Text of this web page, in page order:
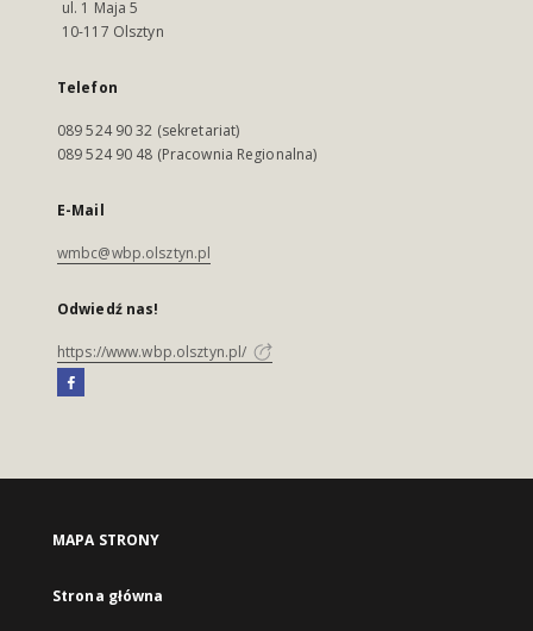
ul. 1 Maja 5
10-117 Olsztyn
Telefon
089 524 90 32 (sekretariat)
089 524 90 48 (Pracownia Regionalna)
E-Mail
wmbc@wbp.olsztyn.pl
Odwiedź nas!
https://www.wbp.olsztyn.pl/
MAPA STRONY
Strona główna